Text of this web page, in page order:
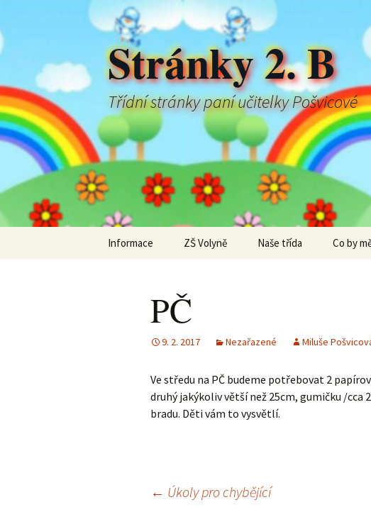
Stránky 2. B
Třídní stránky paní učitelky Pošvicové
Informace ZŠ Volyně Naše třída Co by
PČ
9. 2. 2017 Nezařazené Miluše
Ve středu na PČ budeme potřebovat 2
druhý jakýkoliv větší než 25cm, gumičku /cca
bradu. Děti vám to vysvětlí.
← Úkoly pro chybějící